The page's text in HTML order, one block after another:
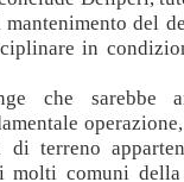
del
in
che sarebbe
terreno
comuni della